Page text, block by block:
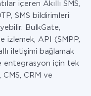
içeren Akıllı SMS,
SMS bildirimleri
BulkGate,
izlemek, API (SMPP,
iletişimi bağlamak
entegrasyon için tek
CRM ve